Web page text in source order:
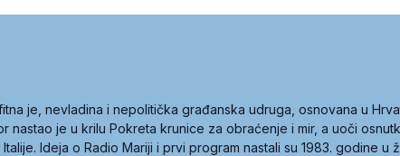
je, nevladina i nepolitička građanska udruga, osnovana u
nastao je u krilu Pokreta krunice za obraćenje i mir, a uoči
Ideja o Radio Mariji i prvi program nastali su 1983. godine u